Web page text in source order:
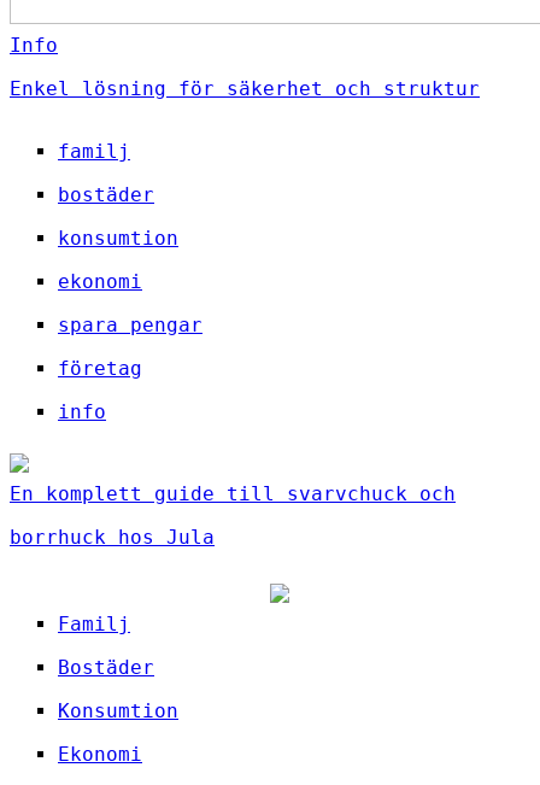
Info
Enkel lösning för säkerhet och struktur
familj
bostäder
konsumtion
ekonomi
spara pengar
företag
info
En komplett guide till svarvchuck och
borrhuck hos Jula
Familj
Bostäder
Konsumtion
Ekonomi